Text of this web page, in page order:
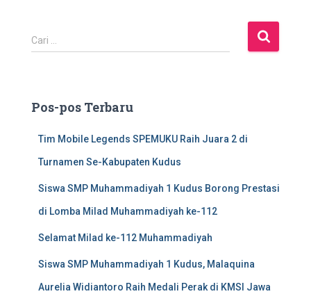
C
a
n
Cari …
Pos-pos Terbaru
Tim Mobile Legends SPEMUKU Raih Juara 2 di
Turnamen Se-Kabupaten Kudus
Siswa SMP Muhammadiyah 1 Kudus Borong Prestasi
di Lomba Milad Muhammadiyah ke-112
Selamat Milad ke-112 Muhammadiyah
Siswa SMP Muhammadiyah 1 Kudus, Malaquina
Aurelia Widiantoro Raih Medali Perak di KMSI Jawa